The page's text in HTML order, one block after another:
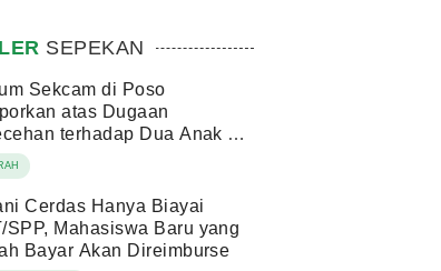
SEPEKAN
Sekcam di Poso
atas Dugaan
terhadap Dua Anak di
Umur
Cerdas Hanya Biayai
SPP, Mahasiswa Baru yang
Bayar Akan Direimburse